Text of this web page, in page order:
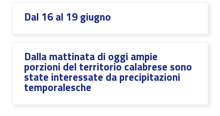
Dal 16 al 19 giugno
Dalla mattinata di oggi ampie
porzioni del territorio calabrese sono
state interessate da precipitazioni
temporalesche